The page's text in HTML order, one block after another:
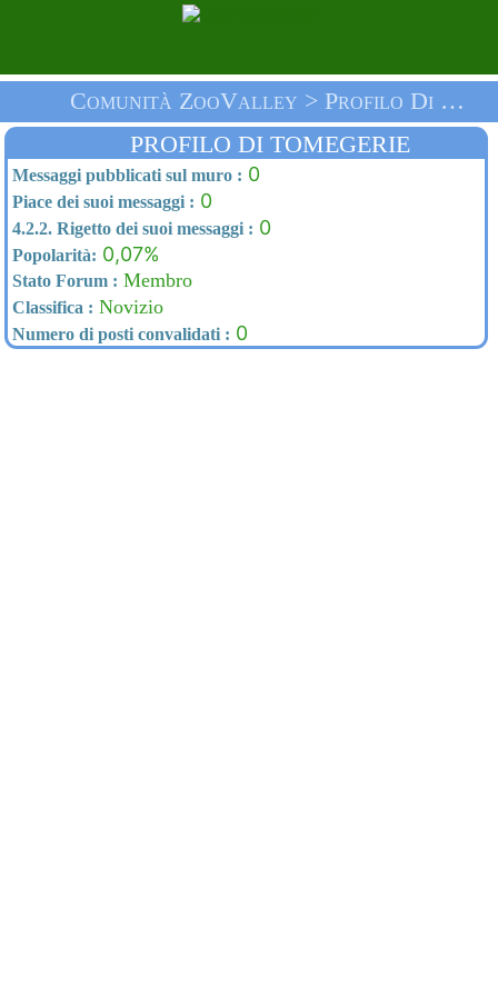
Comunità ZooValley > Profilo Di Tomegerie > Homepage
PROFILO DI TOMEGERIE
Messaggi pubblicati sul muro : 0
Piace dei suoi messaggi : 0
4.2.2. Rigetto dei suoi messaggi : 0
Popolarità: 0,07%
Stato Forum : Membro
Classifica : Novizio
Numero di posti convalidati : 0